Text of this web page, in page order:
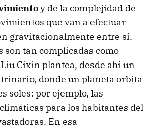
y de la complejidad de
que van a efectuar
gravitacionalmente entre sí.
son tan complicadas como
Cixin plantea, desde ahí un
donde un planeta orbita
soles: por ejemplo, las
para los habitantes del
En esa